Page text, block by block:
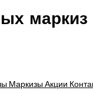
маркиз
МаркизыАкции